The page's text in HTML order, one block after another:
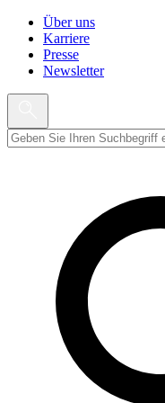
Über uns
Karriere
Presse
Newsletter